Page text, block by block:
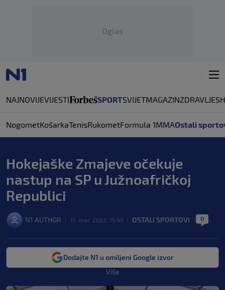
Oglas
NAJNOVIJEVIJESTI SPORTSVIJETMAGAZINZDRAVLJE
NogometKošarkaTenisRukometFormula 1MMAOstali
Hokejaške Zmajeve očekuje
nastup na SP u Južnoafričkoj
Republici
N1 AUTHOR 11. mar. 2022. 15:45 OSTALI SPORTOVI 0
Dodajte N1 u omiljeni Google izvor
Više